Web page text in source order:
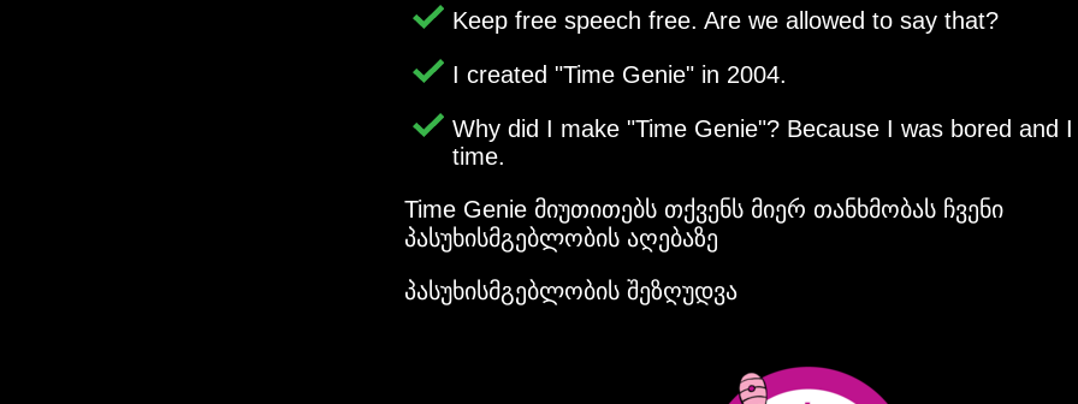
Keep free speech free. Are we allowed to say that?
I created Time Genie in 2004.
Why did I make Time Genie ? Because I was bored and
time.
Time Genie მიუთითებს თქვენს მიერ თანხმობას ჩვენი
პასუხისმგებლობის აღებაზე
პასუხისმგებლობის შეზღუდვა